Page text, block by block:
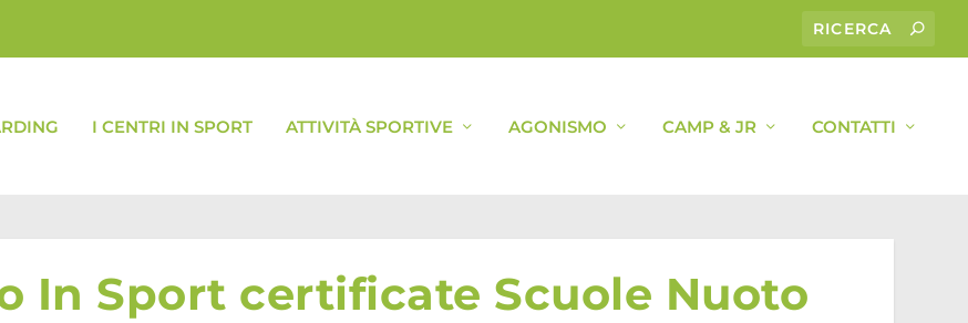
I CENTRI IN SPORT ATTIVITÀ SPORTIVE AGONISMO CAMP & JR CONTATTI
In Sport certificate Scuole Nuoto